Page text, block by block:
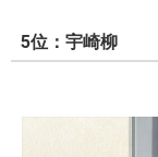
5位：宇崎柳